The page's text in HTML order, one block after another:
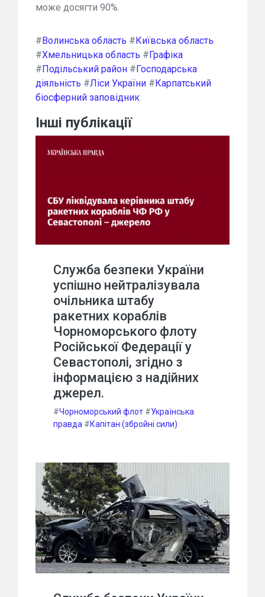
може досягти 90%.
#Волинська область #Київська область
#Хмельницька область #Графіка
#Подільський район #Господарська
діяльність #Ліси України #Карпатський
біосферний заповідник
Інші публікації
Служба безпеки України
успішно нейтралізувала
очільника штабу
ракетних кораблів
Чорноморського флоту
Російської Федерації у
Севастополі, згідно з
інформацією з надійних
джерел.
#Чорноморський флот #Українська
правда #Капітан (збройні сили)